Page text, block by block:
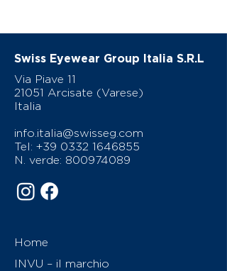
Swiss Eyewear Group Italia S.R.L
Via Piave 11
21051 Arcisate (Varese)
Italia
info.italia@swisseg.com
Tel: +39 0332 1646855
N. verde: 800974089
Home
INVU – il marchio